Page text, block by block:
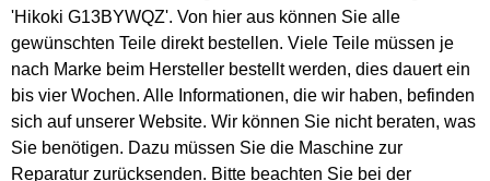
'Hikoki G13BYWQZ'. Von hier aus können Sie alle
gewünschten Teile direkt bestellen. Viele Teile müssen je
nach Marke beim Hersteller bestellt werden, dies dauert ein
bis vier Wochen. Alle Informationen, die wir haben, befinden
sich auf unserer Website. Wir können Sie nicht beraten, was
Sie benötigen. Dazu müssen Sie die Maschine zur
Reparatur zurücksenden. Bitte beachten Sie bei der